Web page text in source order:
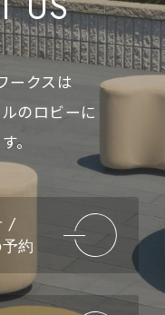
ークスは
のロビーに
。
/
約